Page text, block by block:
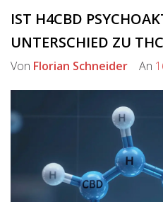
IST H4CBD
UNTERSCHIED ZU
Von Florian Schneider An